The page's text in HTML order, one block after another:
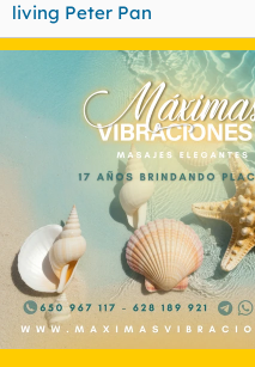
living Peter Pan